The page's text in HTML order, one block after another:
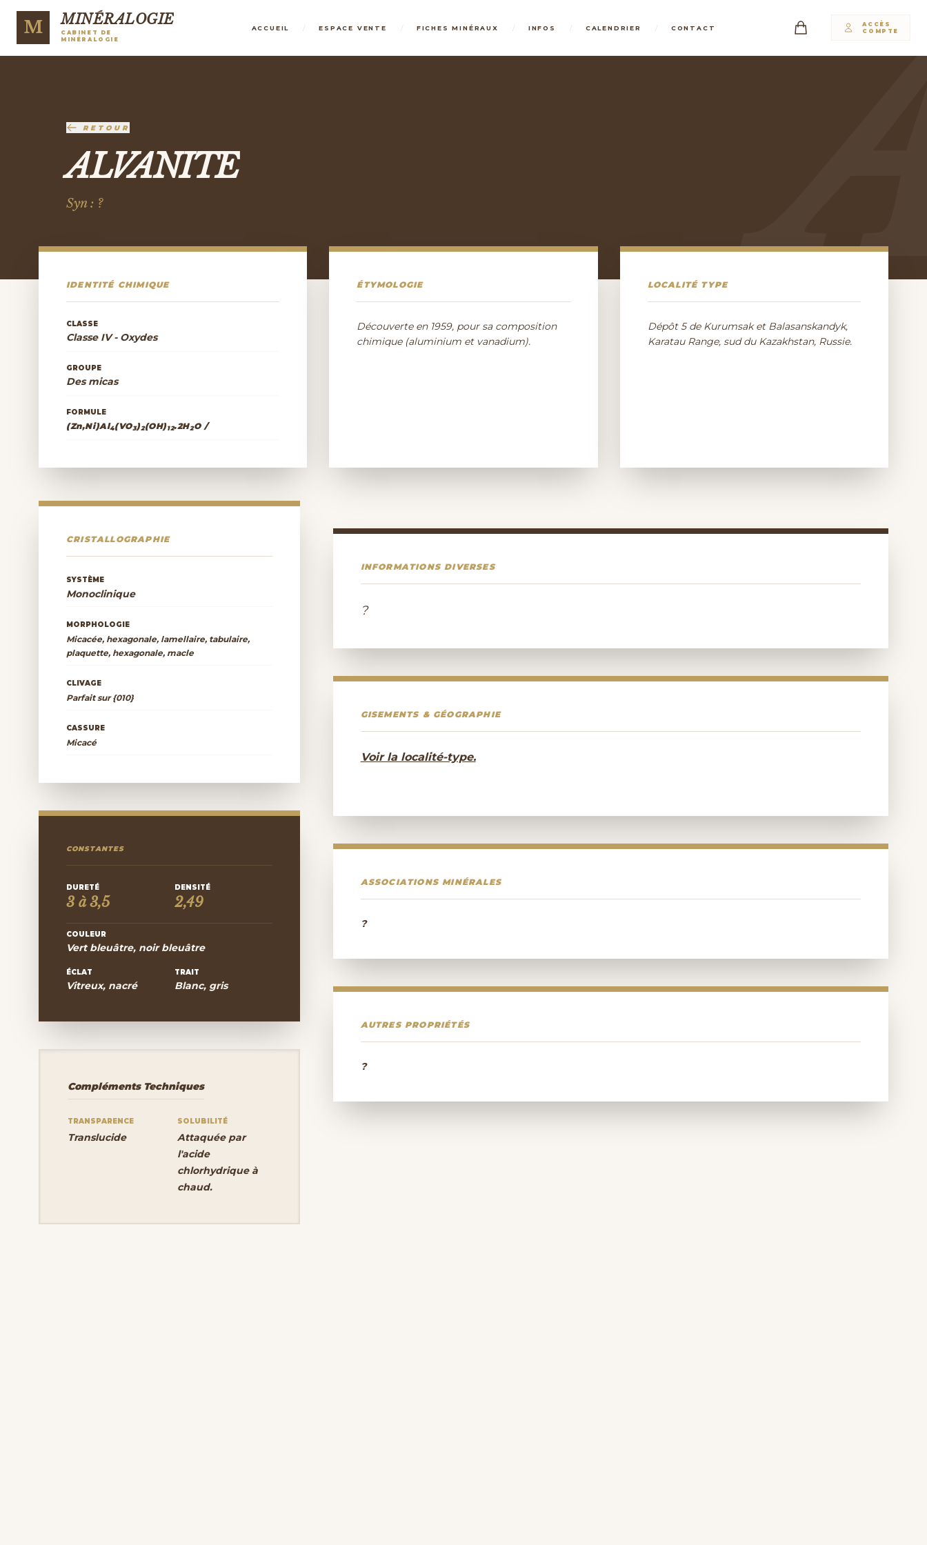
M MINÉRALOGIE
CABINET DE
MINÉRALOGIE
ACCUEIL / ESPACE VENTE / FICHES MINÉRAUX / INFOS / CALENDRIER / CONTACT
ACCÈS
COMPTE
RETOUR
ALVANITE
Syn : ?
IDENTITÉ CHIMIQUE
CLASSE
Classe IV - Oxydes
GROUPE
Des micas
FORMULE
(Zn,Ni)Al4(VO3)2(OH)12.2H2O /
ÉTYMOLOGIE
Découverte en 1959, pour sa composition
chimique (aluminium et vanadium).
LOCALITÉ TYPE
Dépôt 5 de Kurumsak et Balasanskandyk,
Karatau Range, sud du Kazakhstan, Russie.
CRISTALLOGRAPHIE
SYSTÈME
Monoclinique
MORPHOLOGIE
Micacée, hexagonale, lamellaire, tabulaire,
plaquette, hexagonale, macle
CLIVAGE
Parfait sur {010}
CASSURE
Micacé
CONSTANTES
DURETÉ
3 à 3,5
DENSITÉ
2,49
COULEUR
Vert bleuâtre, noir bleuâtre
ÉCLAT
Vitreux, nacré
TRAIT
Blanc, gris
Compléments Techniques
TRANSPARENCE
Translucide
SOLUBILITÉ
Attaquée par
l'acide
chlorhydrique à
chaud.
INFORMATIONS DIVERSES
?
GISEMENTS & GÉOGRAPHIE
Voir la localité-type.
ASSOCIATIONS MINÉRALES
?
AUTRES PROPRIÉTÉS
?